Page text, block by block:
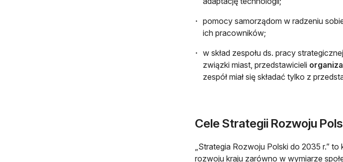
pomocy samorządom w radzeniu
ich pracowników;
w skład zespołu ds. pracy
związki miast, przedstawicieli
zespół miał się składać tylko z
Cele Strategii Rozwoju
„Strategia Rozwoju Polski do 2035 r.”
rozwoju kraju zarówno w wymiarze